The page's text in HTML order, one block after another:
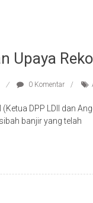
Upaya
0 Komentar
(Ketua DPP LDII dan
banjir yang telah